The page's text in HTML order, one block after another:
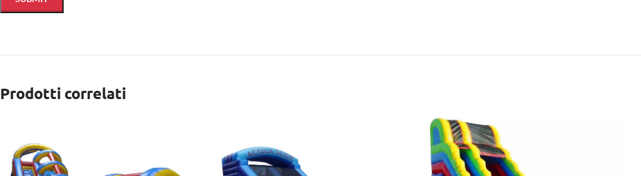
Prodotti correlati